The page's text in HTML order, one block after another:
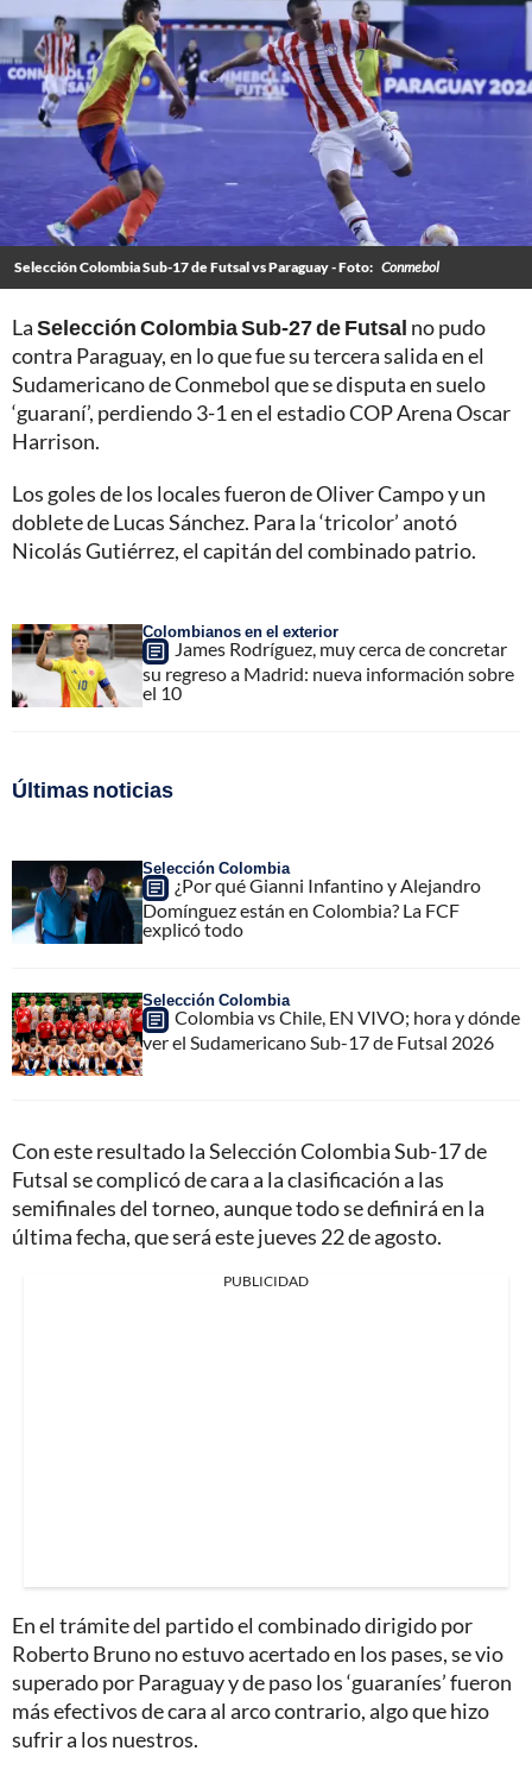
Selección Colombia Sub-17 de Futsal vs Paraguay - Foto: Conmebol
LaSelección Colombia Sub-27 de Futsal no pudo
contra Paraguay, en lo que fue su tercera salida en el
Sudamericano de Conmebol que se disputa en suelo
‘guaraní’, perdiendo 3-1 en el estadio COP Arena Oscar
Harrison.
Los goles de los locales fueron de Oliver Campo y un
doblete de Lucas Sánchez. Para la ‘tricolor’ anotó
Nicolás Gutiérrez, el capitán del combinado patrio.
Colombianos en el exterior
James Rodríguez, muy cerca de concretar
su regreso a Madrid: nueva información sobre
el 10
Últimas noticias
Selección Colombia
¿Por qué Gianni Infantino y Alejandro
Domínguez están en Colombia? La FCF
explicó todo
Selección Colombia
Colombia vs Chile, EN VIVO; hora y dónde
ver el Sudamericano Sub-17 de Futsal 2026
Con este resultado la Selección Colombia Sub-17 de
Futsal se complicó de cara a la clasificación a las
semifinales del torneo, aunque todo se definirá en la
última fecha, que será este jueves 22 de agosto.
PUBLICIDAD
En el trámite del partido el combinado dirigido por
Roberto Bruno no estuvo acertado en los pases, se vio
superado por Paraguay y de paso los ‘guaraníes’ fueron
más efectivos de cara al arco contrario, algo que hizo
sufrir a los nuestros.